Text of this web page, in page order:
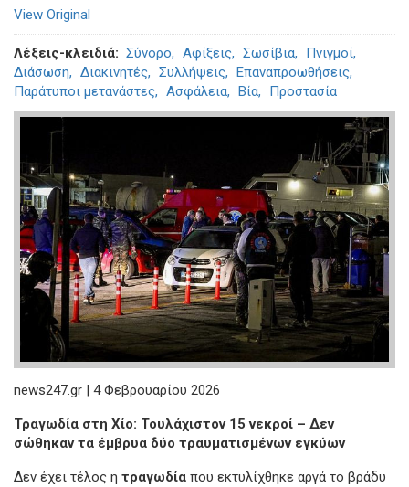
View Original
Λέξεις-κλειδιά Σύνορο Αφίξεις Σωσίβια
Πνιγμοί
Διάσωση
Διακινητές Συλλήψεις
Επαναπροωθήσεις
Παράτυποι μετανάστες
Ασφάλεια Βία Προστασία
news247.gr | 4 Φεβρουαρίου 2026
Τραγωδία στη Χίο: Τουλάχιστον 15 νεκροί – Δεν
σώθηκαν τα έμβρυα δύο τραυματισμένων εγκύων
Δεν έχει τέλος η τραγωδία που εκτυλίχθηκε αργά το βράδυ